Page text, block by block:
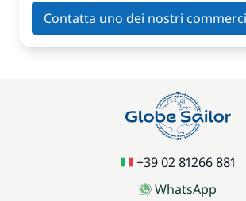
Contatta uno dei nostri
+39 02 81266 881
WhatsApp